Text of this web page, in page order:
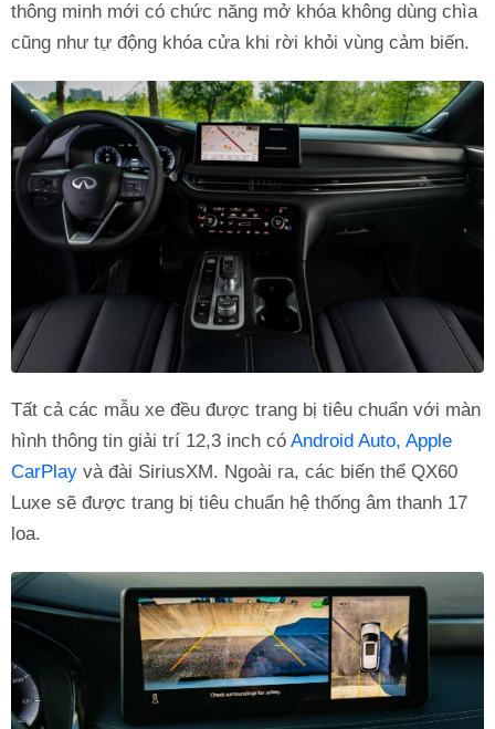
thông minh mới có chức năng mở khóa không dùng chìa
cũng như tự động khóa cửa khi rời khỏi vùng cảm biến.
Tất cả các mẫu xe đều được trang bị tiêu chuẩn với màn
hình thông tin giải trí 12,3 inch có Android Auto, Apple
CarPlay và đài SiriusXM. Ngoài ra, các biến thể QX60
Luxe sẽ được trang bị tiêu chuẩn hệ thống âm thanh 17
loa.